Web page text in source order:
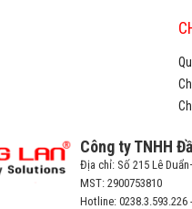
Công ty TNHH
Địa chỉ: Số 215 Lê
MST: 2900753810
Hotline: 0238.3.593.226